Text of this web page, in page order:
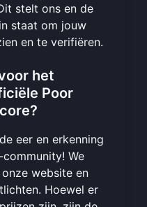
stelt ons en de
staat om jouw
en te verifiëren.
het
Poor
eer en erkenning
We
website en
Hoewel er